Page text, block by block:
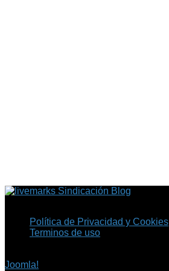
Sindicación Blog
Política de Privacidad y Cookies
Terminos de uso
Joomla!